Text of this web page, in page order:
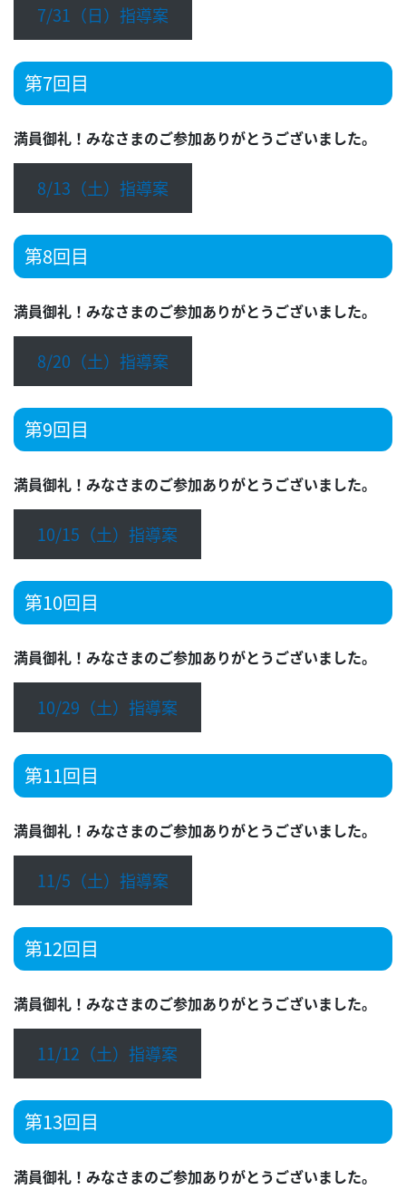
7/31（日）指導案
第7回目
満員御礼！みなさまのご参加ありがとうございました。
8/13（土）指導案
第8回目
満員御礼！みなさまのご参加ありがとうございました。
8/20（土）指導案
第9回目
満員御礼！みなさまのご参加ありがとうございました。
10/15（土）指導案
第10回目
満員御礼！みなさまのご参加ありがとうございました。
10/29（土）指導案
第11回目
満員御礼！みなさまのご参加ありがとうございました。
11/5（土）指導案
第12回目
満員御礼！みなさまのご参加ありがとうございました。
11/12（土）指導案
第13回目
満員御礼！みなさまのご参加ありがとうございました。